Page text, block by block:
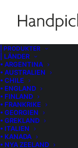
| PRODUKTER
| LÄNDER
• ARGENTINA
• AUSTRALIEN
• CHILE
• ENGLAND
• FINLAND
• FRANKRIKE
• GEORGIEN
• GREKLAND
• ITALIEN
• KANADA
• NYA ZEELAND
Kontakta